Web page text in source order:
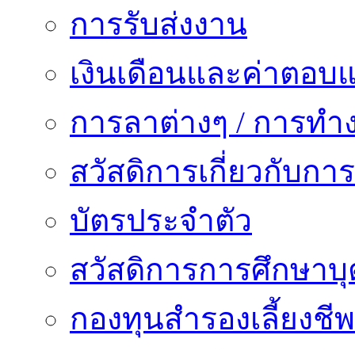
การรับส่งงาน
เงินเดือนและค่าตอบ
การลาต่างๆ / การทำ
สวัสดิการเกี่ยวกับกา
บัตรประจำตัว
สวัสดิการการศึกษาบุ
กองทุนสำรองเลี้ยง